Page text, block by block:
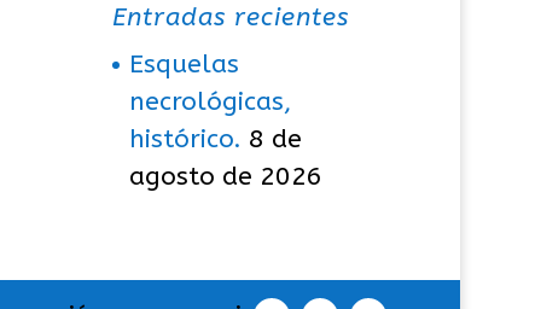
Entradas recientes
Esquelas
necrológicas,
histórico. 8 de
agosto de 2026